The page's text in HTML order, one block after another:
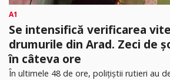
A1
Se intensifică verificarea
drumurile din Arad. Zeci de
în câteva ore
În ultimele 48 de ore, polițiștii rutieri au